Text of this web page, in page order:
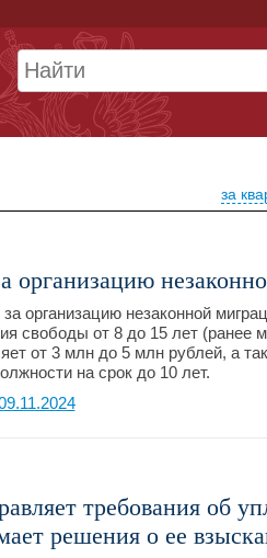
за
организацию
организацию незаконной
свободы от 8 до 15 лет (ранее
от 3 млн до 5 млн рублей, а
на срок до 10 лет.
требования об
решения о ее